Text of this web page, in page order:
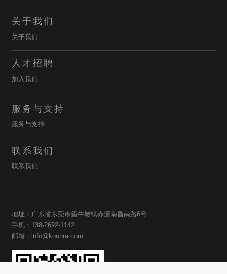
关于我们
关于我们
人才招聘
加入我们
服务与支持
服务与支持
联系我们
联系我们
地址：广东省东莞市望牛墩镇赤滘南昌南路6号
手机：138-2692-1142
邮箱：info@konnra.com